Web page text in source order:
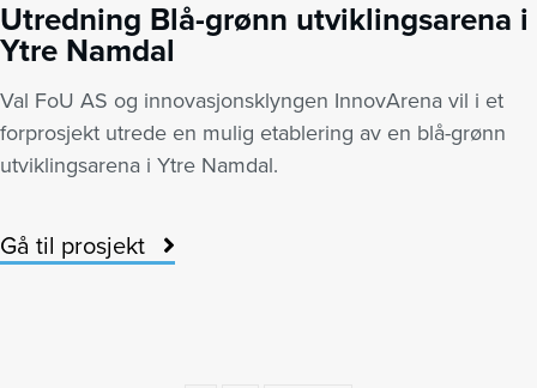
Utredning Blå-grønn utviklingsarena i
Ytre Namdal
Val FoU AS og innovasjonsklyngen InnovArena vil i et
forprosjekt utrede en mulig etablering av en blå-grønn
utviklingsarena i Ytre Namdal.
Gå til prosjekt